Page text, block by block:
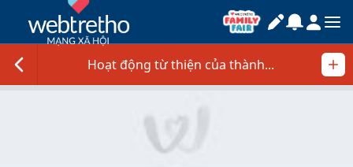
Hoạt động từ thiện của thành...